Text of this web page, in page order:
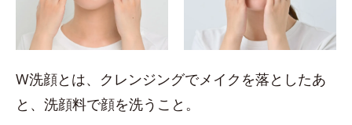
W洗顔とは、クレンジングでメイクを落としたあ
と、洗顔料で顔を洗うこと。